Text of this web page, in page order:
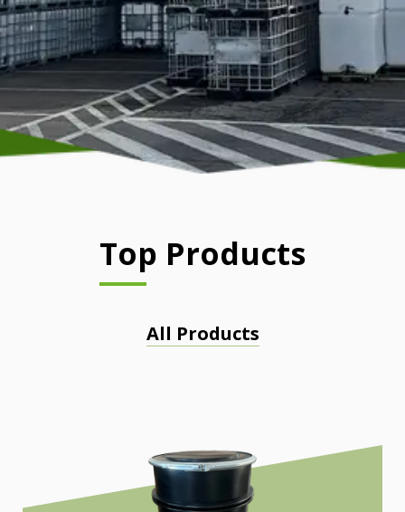
Top Products
All Products